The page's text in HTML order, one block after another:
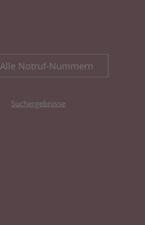
Alle Notruf-Nummern
Suchergebnisse